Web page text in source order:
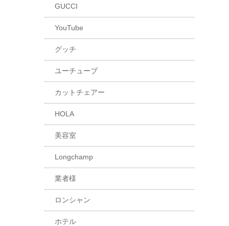
GUCCI
YouTube
グッチ
ユーチューブ
カットチェアー
HOLA
美容室
Longchamp
業者様
ロンシャン
ホテル